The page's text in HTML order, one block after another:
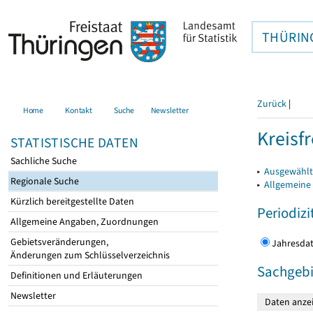
Home Kontakt Suche Newsletter
STATISTISCHE DATEN
Sachliche Suche
Regionale Suche
Kürzlich bereitgestellte Daten
Allgemeine Angaben, Zuordnungen
Gebietsveränderungen,
Änderungen zum Schlüsselverzeichnis
Definitionen und Erläuterungen
Newsletter
Zurück |
▸
▸